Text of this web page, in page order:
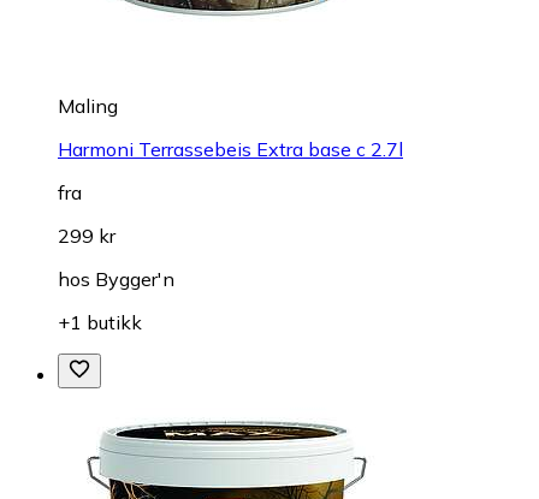
Maling
Harmoni Terrassebeis Extra base c 2.7l
fra
299 kr
hos Bygger'n
+1 butikk